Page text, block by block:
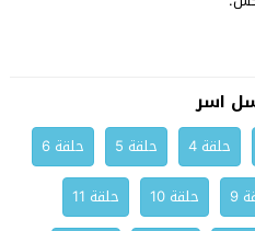
اسر
حلقة 4 حلقة 5
حلقة 6
9 حلقة 10
حلقة 11